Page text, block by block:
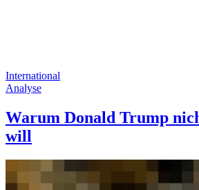
International
Analyse
Warum Donald Trump
will